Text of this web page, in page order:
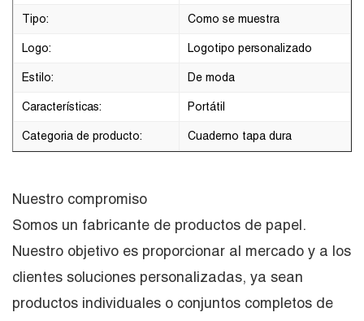
Tipo: Como se muestra
Logo: Logotipo personalizado
Estilo: De moda
Características: Portátil
Categoria de producto: Cuaderno tapa dura
Nuestro compromiso
Somos un fabricante de productos de papel.
Nuestro objetivo es proporcionar al mercado y a los
clientes soluciones personalizadas, ya sean
productos individuales o conjuntos completos de